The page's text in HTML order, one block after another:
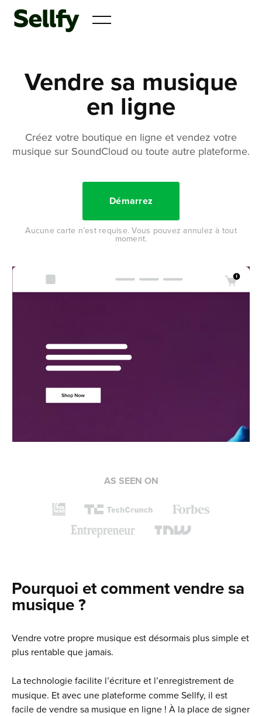
Vendre sa musique
en ligne
Créez votre boutique en ligne et vendez votre
musique sur SoundCloud ou toute autre plateforme.
Démarrez
Aucune carte n’est requise. Vous pouvez annulez à tout
moment.
AS SEEN ON
Pourquoi et comment vendre sa
musique ?
Vendre votre propre musique est désormais plus simple et
plus rentable que jamais.
La technologie facilite l’écriture et l’enregistrement de
musique. Et avec une plateforme comme Sellfy, il est
facile de vendre sa musique en ligne ! À la place de signer